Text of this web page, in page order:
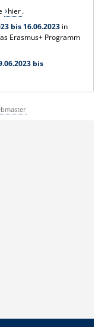
hier.
bis 16.06.2023 in
Erasmus+ Programm
bis